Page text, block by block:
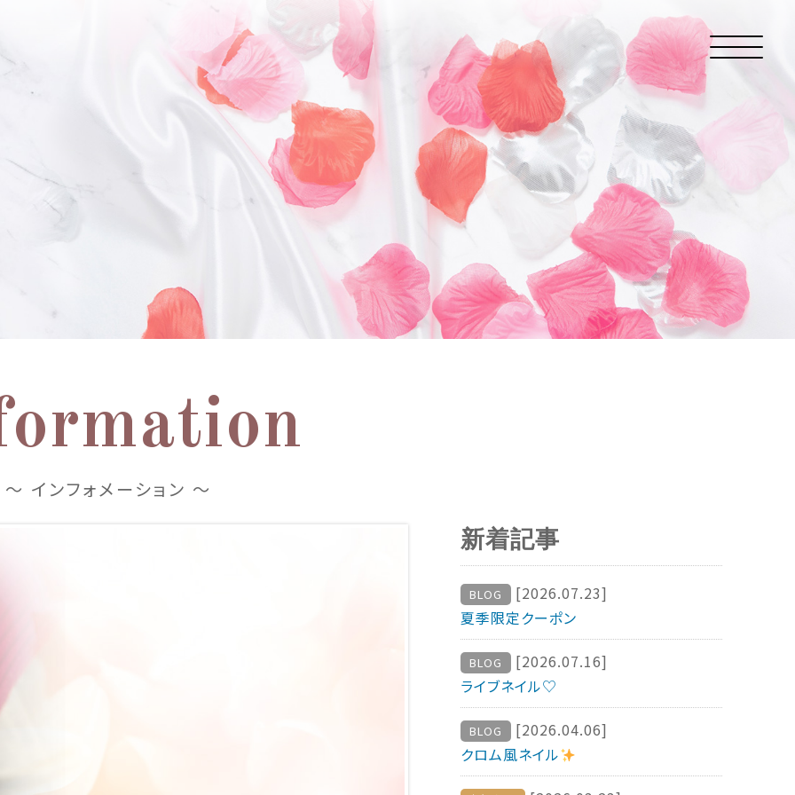
～ インフォメーション ～
新着記事
BLOG
[2026.07.23]
夏季限定クーポン
BLOG
[2026.07.16]
ライブネイル♡
BLOG
[2026.04.06]
クロム風ネイル